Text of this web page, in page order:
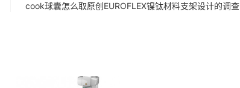
cook球囊怎么取原创EUROFLEX镍钛材料支架设计的调查